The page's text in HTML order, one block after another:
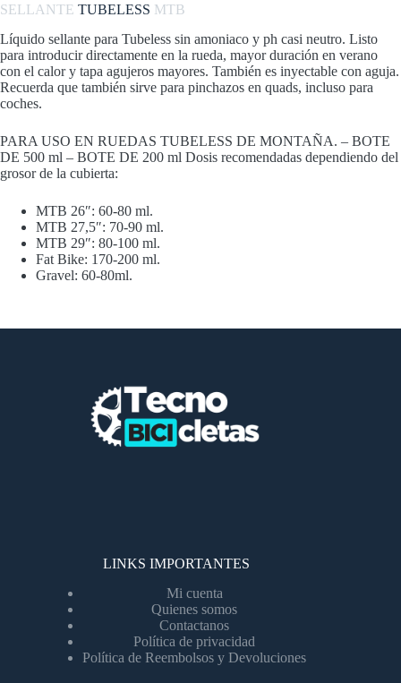
SELLANTE TUBELESS MTB
Líquido sellante para Tubeless sin amoniaco y ph casi neutro. Listo
para introducir directamente en la rueda, mayor duración en verano
con el calor y tapa agujeros mayores. También es inyectable con aguja.
Recuerda que también sirve para pinchazos en quads, incluso para
coches.
PARA USO EN RUEDAS TUBELESS DE MONTAÑA. – BOTE
DE 500 ml – BOTE DE 200 ml Dosis recomendadas dependiendo del
grosor de la cubierta:
MTB 26″: 60-80 ml.
MTB 27,5″: 70-90 ml.
MTB 29″: 80-100 ml.
Fat Bike: 170-200 ml.
Gravel: 60-80ml.
LINKS IMPORTANTES
Mi cuenta
Quienes somos
Contactanos
Política de privacidad
Política de Reembolsos y Devoluciones